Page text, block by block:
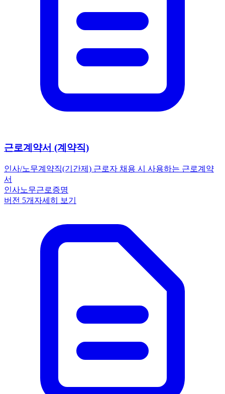
근로계약서 (계약직)
인사/노무계약직(기간제) 근로자 채용 시 사용하는 근로계약
서
인사노무근로증명
버전 5개 자세히 보기